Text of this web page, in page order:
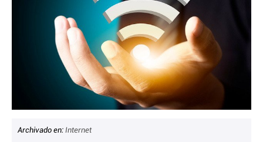
OTRAS WEBS
CRIMEN Y CASTIGO
MOTOR
RELIGION
TRAVELLERS
EXPERTOS
3SEGUNDOS
Archivado en: Internet